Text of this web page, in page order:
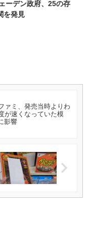
ーデン政府、25の存
を発見
ァミ、発売当時よりわ
が速くなっていた模
影響